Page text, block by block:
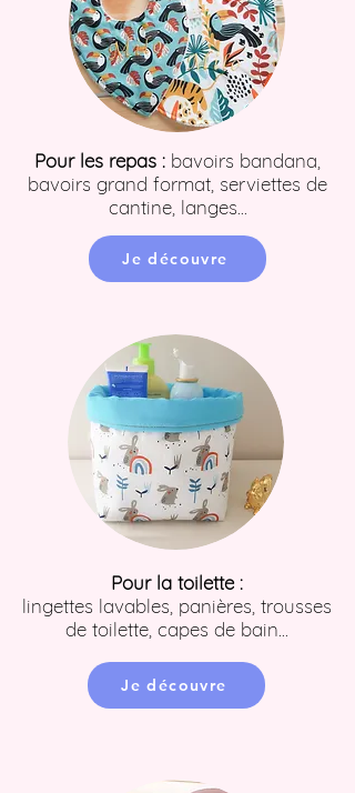
Pour les repas : bavoirs bandana,
bavoirs grand format, serviettes de
cantine, langes...
Je découvre
Pour la toilette :
lingettes lavables, panières, trousses
de toilette, capes de bain...
Je découvre